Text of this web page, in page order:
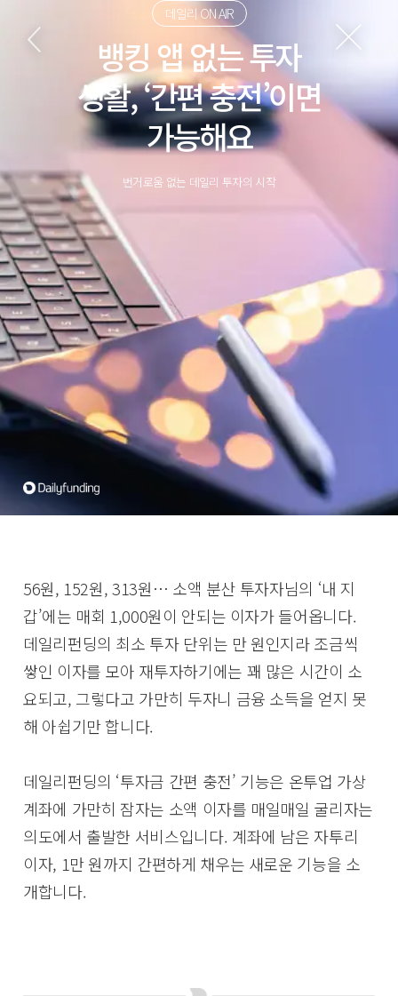
데일리 ON AIR
뱅킹 앱 없는 투자
생활, ‘간편 충전’이면
가능해요
번거로움 없는 데일리 투자의 시작
56원, 152원, 313원… 소액 분산 투자자님의 ‘내 지
갑’에는 매회 1,000원이 안되는 이자가 들어옵니다.
데일리펀딩의 최소 투자 단위는 만 원인지라 조금씩
쌓인 이자를 모아 재투자하기에는 꽤 많은 시간이 소
요되고, 그렇다고 가만히 두자니 금융 소득을 얻지 못
해 아쉽기만 합니다.
데일리펀딩의 ‘투자금 간편 충전’ 기능은 온투업 가상
계좌에 가만히 잠자는 소액 이자를 매일매일 굴리자는
의도에서 출발한 서비스입니다. 계좌에 남은 자투리
이자, 1만 원까지 간편하게 채우는 새로운 기능을 소
개합니다.